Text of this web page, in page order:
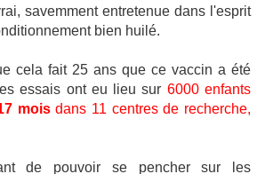
savemment entretenue dans l'esprit
bien huilé.
cela fait 25 ans que ce vaccin a été
essais ont eu lieu sur 6000 enfants
moisdans 11 centres de recherche,
de pouvoir se pencher sur les